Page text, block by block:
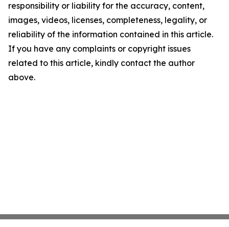
responsibility or liability for the accuracy, content,
images, videos, licenses, completeness, legality, or
reliability of the information contained in this article.
If you have any complaints or copyright issues
related to this article, kindly contact the author
above.